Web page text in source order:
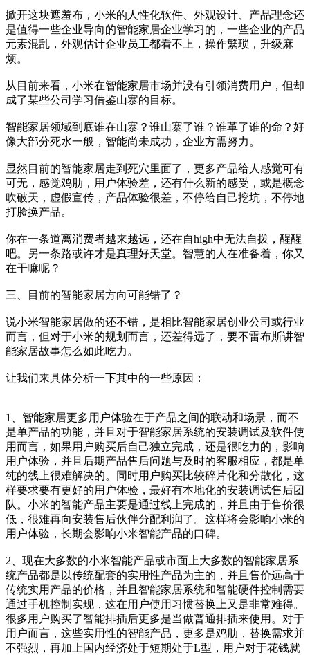
掀开这块遮羞布，小米的人性化软件、外观设计、产品理念还
是值得一些企业导向的智能家居企业学习的，一些企业的产品
元素混乱，外观估计企业员工都看不上，操作繁琐，升级麻
烦。
从目前来看，小米在智能家居市场并没有引领消费用户，但却
成了某些公司学习借鉴山寨的目标。
智能家居领域到底谁在山寨？谁山寨了谁？谁革了谁的命？好
像大部分死水一般，智能尚未成功，企业方需努力。
显然目前的智能家居走到死穴里面了，更多产品给人感觉可有
可无，感觉鸡肋，用户体验差，还有什么新的感受，或是概念
吹破天，虚假宣传，产品体验很差，不停给自己挖坑，不停地
打脸换产品。
你在一条道离消费者越来越远，还在自high中无法自拨，醒醒
吧。另一条路或许才是真理好天堂。智慧的人在准备着，你又
在干嘛呢？
三、目前的智能家居方向可能错了？
说小米智能家居做的还不错，是相比智能家居创业公司或行业
而言，但对于小米的规划而言，还差得远了，要不雷布斯讲智
能家居故事怎么如此吃力。
让我们来具体分析一下其中的一些原因：
1、智能家居更多用户体验在于产品之间的联动和场景，而不
是单产品的功能，并且对于智能家居系统的安装调试及软件使
用而言，如果用户购买后自己独立完成，还是很吃力的，影响
用户体验，并且后期产品售后问题与及时的客服相应，都是单
纯的线上很难解决的。同时用户购买比较碎片化和分散化，这
样要求要有更好的用户体验，最好有本地化的安装调试售后团
队。小米的智能产品主要是通过线上完成的，并且由于售价很
低，很难再向安装售后伙伴分配利润了。这样将会影响小米的
用户体验，长期会影响小米智能产品的口碑。
2、现在大多数的小米智能产品或市面上大多数的智能家居系
统产品都是以传统配套的实用性产品为主的，并且售价远高于
传统实用产品的价格，并且智能家居系统和智能硬件控制需要
通过手机控制实现，这在用户使用习惯替换上又是非常难得。
很多用户购买了智能排插后更多是当做普通排插来使用。对于
用户而言，这些实用性的智能产品，更多是鸡肋，替换需求并
不强烈，再加上国内经济处于短期处于L型，用户对于花钱就